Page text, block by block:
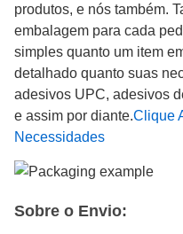
produtos, e nós também.
embalagem para cada
simples quanto um item
detalhado quanto suas
adesivos UPC, adesivos
e assim por diante.Clique
Necessidades
Sobre o Envio: